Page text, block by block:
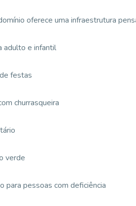
oferece uma infraestrutura
adulto e infantil
festas
churrasqueira
verde
para pessoas com deficiência